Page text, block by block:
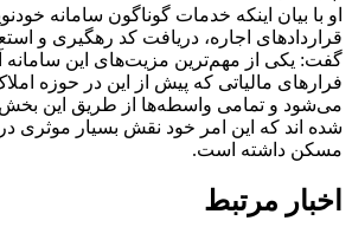
او با بیان اینکه خدمات گوناگون سامانه
قرارداد‌های اجاره، دریافت کد رهگیری و
گفت: یکی از مهم‌ترین مزیت‌های این
فرار‌های مالیاتی که پیش از این در حوزه
می‌شود و تمامی واسطه‌ها از طریق این
شده اند که این امر خود نقش بسیار موثری در
مسکن داشته است.
اخبار مرتبط